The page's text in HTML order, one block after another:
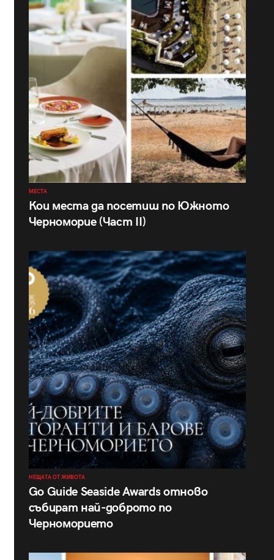
МЕСТА
Кои места да посетиш по Южното
Черноморие (Част II)
НЕЩАТА ОТ ЖИВОТА
Go Guide Seaside Awards отново
събират най-доброто по
Черноморието